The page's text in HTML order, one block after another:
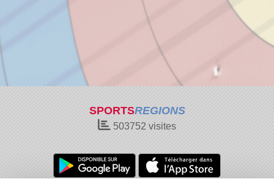
SPORTSREGIONS
503752 visites